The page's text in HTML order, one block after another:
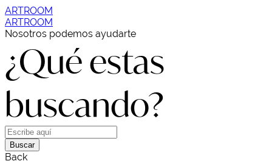
ARTROOM
ARTROOM
Nosotros podemos ayudarte
¿Qué estas
buscando?
Buscar
Back